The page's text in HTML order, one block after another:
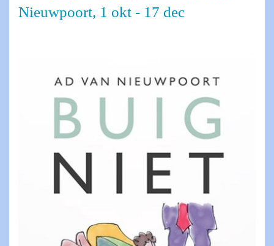
Nieuwpoort, 1 okt - 17 dec